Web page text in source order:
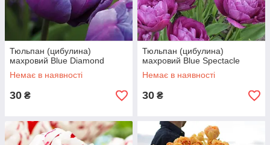
Тюльпан (цибулина)
махровий Blue Diamond
Немає в наявності
30 ₴
Тюльпан (цибулина)
махровий Blue Spectacle
Немає в наявності
30 ₴